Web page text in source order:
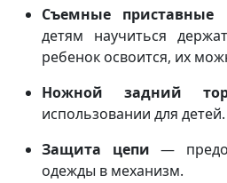
Съемные приставные
детям научиться
ребенок освоится, их
Ножной задний
использовании для детей.
Защита цепи —
одежды в механизм.